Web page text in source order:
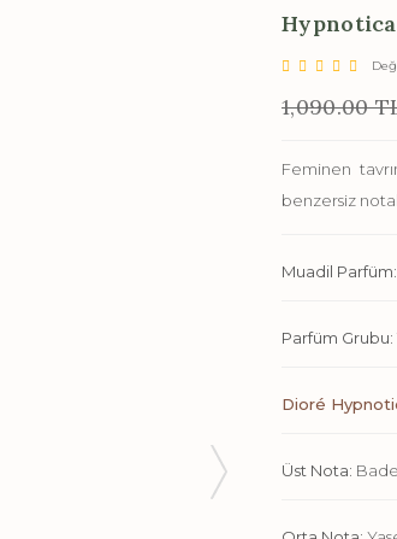
1,090.00
Feminen
benzersiz
Muadil Parfüm:
Parfüm Grubu:
Dioré
Üst Nota: